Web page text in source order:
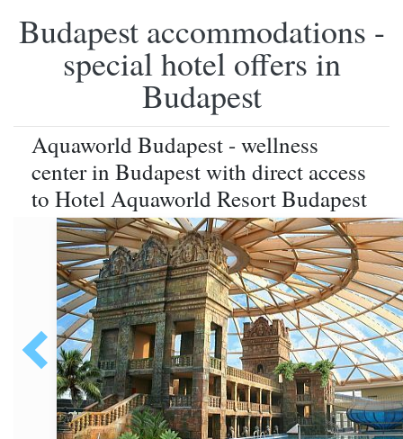
Budapest accommodations -
special hotel offers in
Budapest
Aquaworld Budapest - wellness
center in Budapest with direct access
to Hotel Aquaworld Resort Budapest